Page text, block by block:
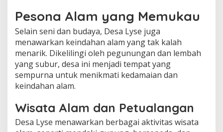
Pesona Alam yang Memukau
Selain seni dan budaya, Desa Lyse juga
menawarkan keindahan alam yang tak kalah
menarik. Dikelilingi oleh pegunungan dan lembah
yang subur, desa ini menjadi tempat yang
sempurna untuk menikmati kedamaian dan
keindahan alam.
Wisata Alam dan Petualangan
Desa Lyse menawarkan berbagai aktivitas wisata